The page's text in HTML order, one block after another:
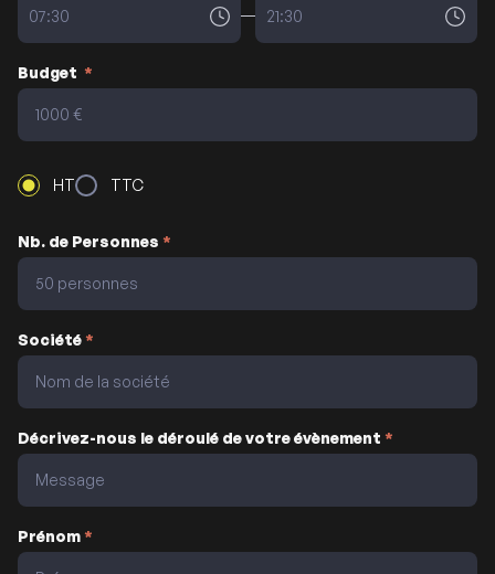
Budget *
HT TTC
Nb. de Personnes *
Société*
Décrivez-nous le déroulé de votre évènement *
Prénom*